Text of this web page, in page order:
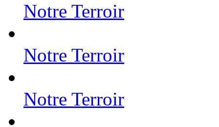
Notre Terroir
Notre Terroir
Notre Terroir